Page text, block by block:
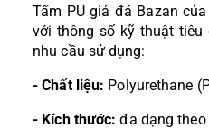
Tấm PU giả đá Bazan
với thông số kỹ thuật tiêu
nhu cầu sử dụng:
- Chất liệu: Polyurethane
- Kích thước: đa dạng